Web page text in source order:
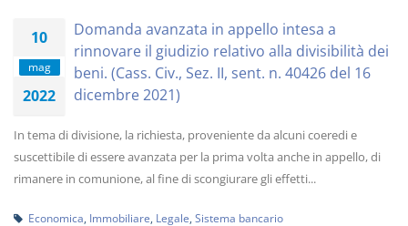
10
mag
2022
Domanda avanzata in appello intesa a
rinnovare il giudizio relativo alla divisibilità dei
beni. (Cass. Civ., Sez. II, sent. n. 40426 del 16
dicembre 2021)
In tema di divisione, la richiesta, proveniente da alcuni coeredi e
suscettibile di essere avanzata per la prima volta anche in appello, di
rimanere in comunione, al fine di scongiurare gli effetti...
Economica Immobiliare Legale Sistema bancario